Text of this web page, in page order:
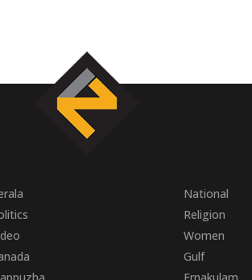
National
Religion
Women
Gulf